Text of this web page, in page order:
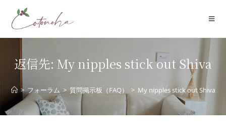
返信先: My nipples stick out Shiva
> フォーラム > 質問掲示板（FAQ） > My nipples stick out Shiva